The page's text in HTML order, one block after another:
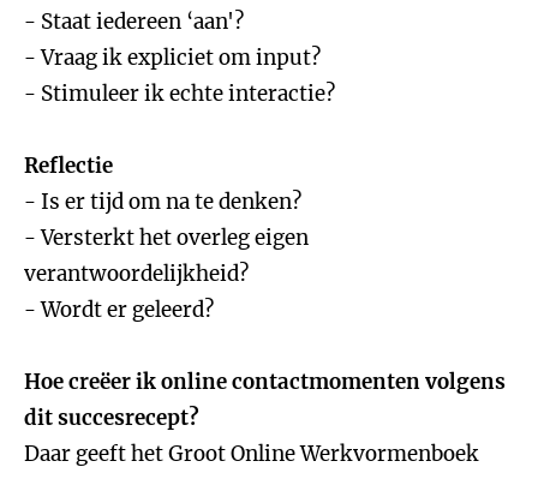
- Staat iedereen ‘aan'?
- Vraag ik expliciet om input?
- Stimuleer ik echte interactie?
Reflectie
- Is er tijd om na te denken?
- Versterkt het overleg eigen
verantwoordelijkheid?
- Wordt er geleerd?
Hoe creëer ik online contactmomenten volgens
dit succesrecept?
Daar geeft het Groot Online Werkvormenboek